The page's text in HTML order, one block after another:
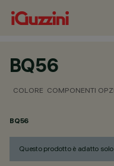
BQ56
COLORE COMPONENTI
BQ56
Questo prodotto è adatto